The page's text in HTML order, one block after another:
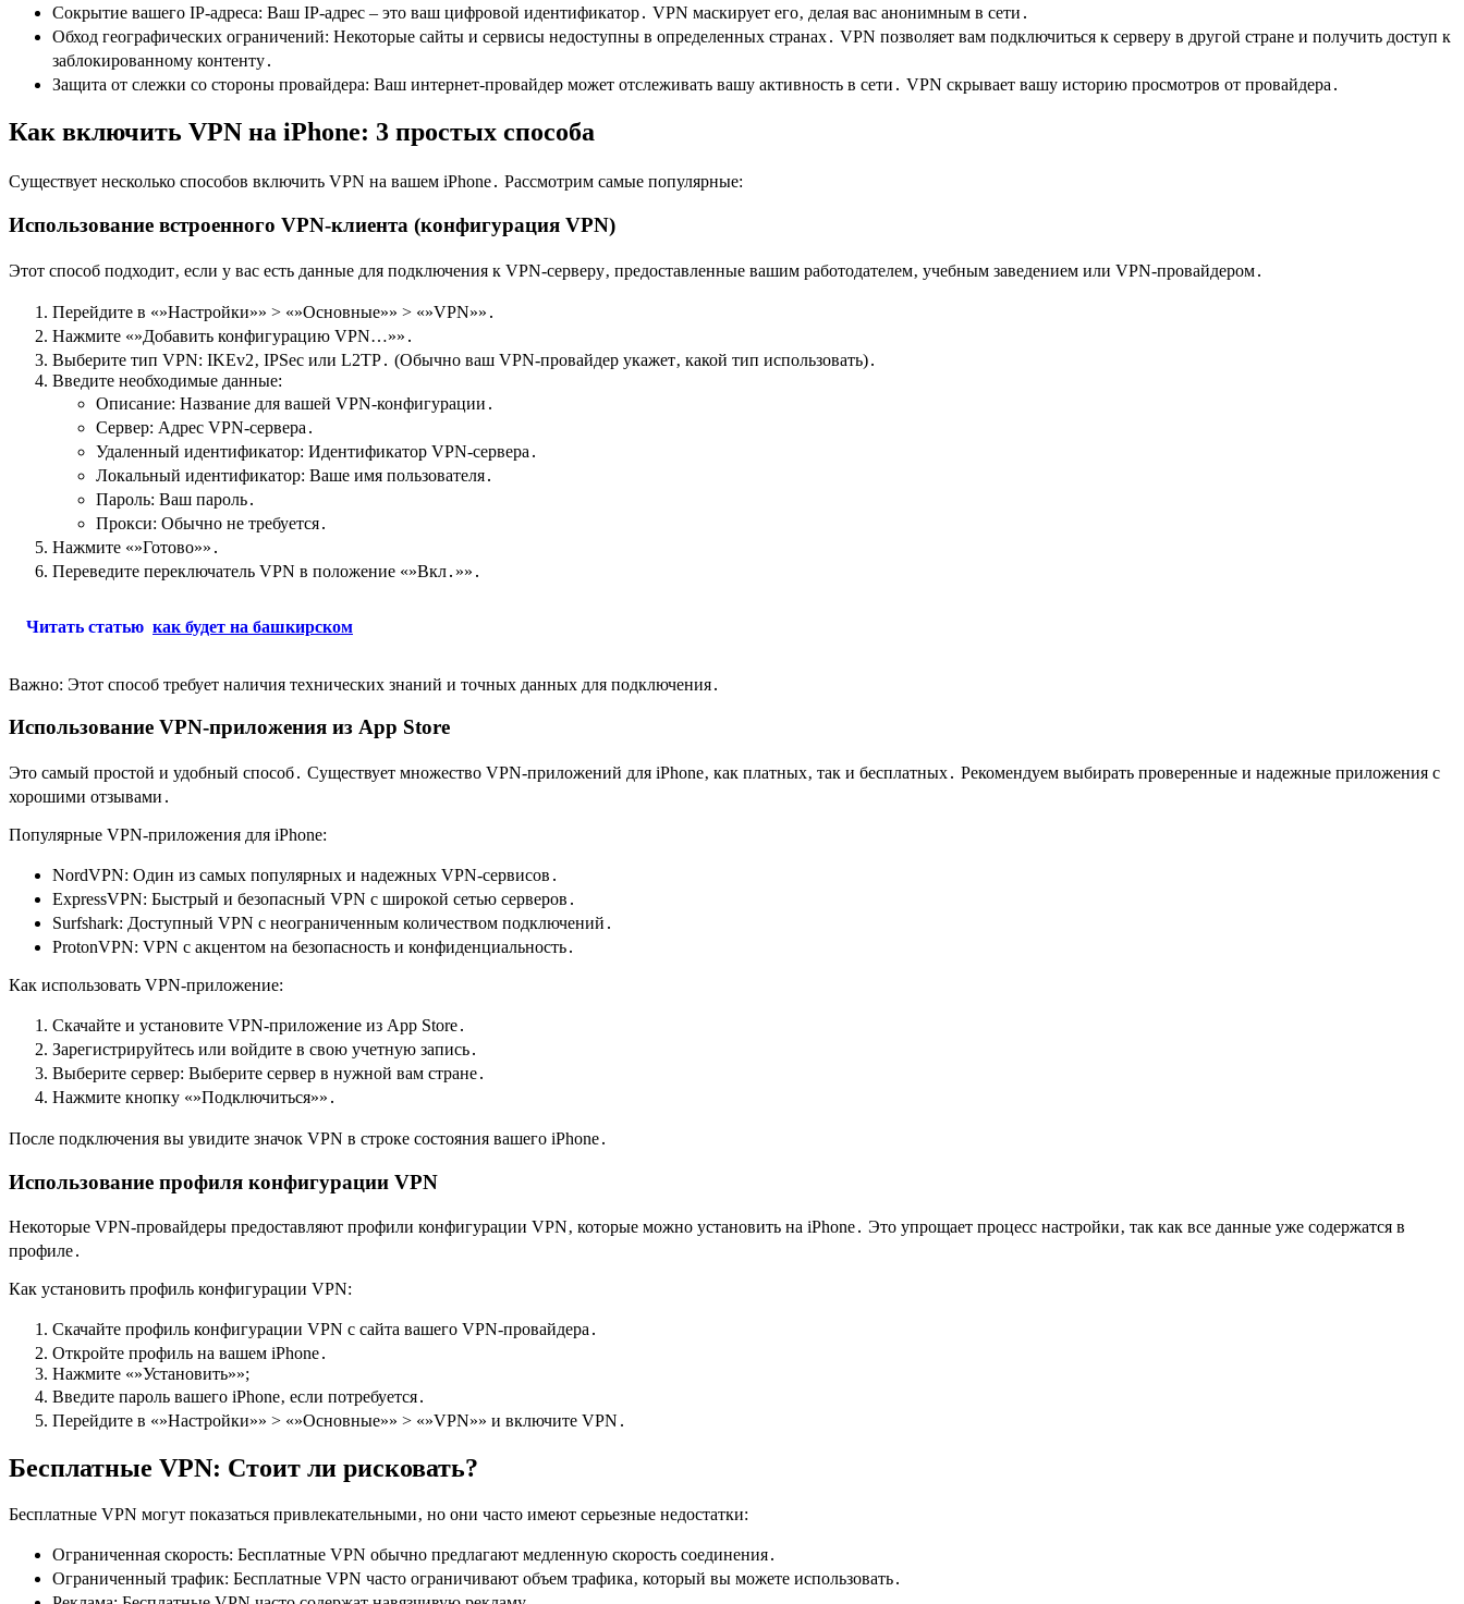
Сокрытие вашего IP-адреса: Ваш IP-адрес – это ваш цифровой идентификатор․ VPN маскирует его‚ делая вас анонимным в сети․
Обход географических ограничений: Некоторые сайты и сервисы недоступны в определенных странах․ VPN позволяет вам подключиться к серверу в другой стране и получить доступ к
заблокированному контенту․
Защита от слежки со стороны провайдера: Ваш интернет-провайдер может отслеживать вашу активность в сети․ VPN скрывает вашу историю просмотров от провайдера․
Как включить VPN на iPhone: 3 простых способа
Существует несколько способов включить VPN на вашем iPhone․ Рассмотрим самые популярные:
Использование встроенного VPN-клиента (конфигурация VPN)
Этот способ подходит‚ если у вас есть данные для подключения к VPN-серверу‚ предоставленные вашим работодателем‚ учебным заведением или VPN-провайдером․
Перейдите в «»Настройки»» > «»Основные»» > «»VPN»»․
Нажмите «»Добавить конфигурацию VPN…»»․
Выберите тип VPN: IKEv2‚ IPSec или L2TP․ (Обычно ваш VPN-провайдер укажет‚ какой тип использовать)․
Введите необходимые данные:
Описание: Название для вашей VPN-конфигурации․
Сервер: Адрес VPN-сервера․
Удаленный идентификатор: Идентификатор VPN-сервера․
Локальный идентификатор: Ваше имя пользователя․
Пароль: Ваш пароль․
Прокси: Обычно не требуется․
Нажмите «»Готово»»․
Переведите переключатель VPN в положение «»Вкл․»»․
Читать статью как будет на башкирском
Важно: Этот способ требует наличия технических знаний и точных данных для подключения․
Использование VPN-приложения из App Store
Это самый простой и удобный способ․ Существует множество VPN-приложений для iPhone‚ как платных‚ так и бесплатных․ Рекомендуем выбирать проверенные и надежные приложения с
хорошими отзывами․
Популярные VPN-приложения для iPhone:
NordVPN: Один из самых популярных и надежных VPN-сервисов․
ExpressVPN: Быстрый и безопасный VPN с широкой сетью серверов․
Surfshark: Доступный VPN с неограниченным количеством подключений․
ProtonVPN: VPN с акцентом на безопасность и конфиденциальность․
Как использовать VPN-приложение:
Скачайте и установите VPN-приложение из App Store․
Зарегистрируйтесь или войдите в свою учетную запись․
Выберите сервер: Выберите сервер в нужной вам стране․
Нажмите кнопку «»Подключиться»»․
После подключения вы увидите значок VPN в строке состояния вашего iPhone․
Использование профиля конфигурации VPN
Некоторые VPN-провайдеры предоставляют профили конфигурации VPN‚ которые можно установить на iPhone․ Это упрощает процесс настройки‚ так как все данные уже содержатся в
профиле․
Как установить профиль конфигурации VPN:
Скачайте профиль конфигурации VPN с сайта вашего VPN-провайдера․
Откройте профиль на вашем iPhone․
Нажмите «»Установить»»;
Введите пароль вашего iPhone‚ если потребуется․
Перейдите в «»Настройки»» > «»Основные»» > «»VPN»» и включите VPN․
Бесплатные VPN: Стоит ли рисковать?
Бесплатные VPN могут показаться привлекательными‚ но они часто имеют серьезные недостатки:
Ограниченная скорость: Бесплатные VPN обычно предлагают медленную скорость соединения․
Ограниченный трафик: Бесплатные VPN часто ограничивают объем трафика‚ который вы можете использовать․